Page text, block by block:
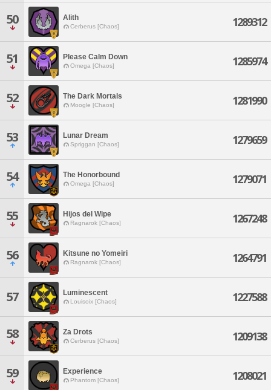
50 Alith
Cerberus [Chaos] 1289312
51 Please Calm Down
Omega [Chaos] 1285974
52 The Dark Mortals
Moogle [Chaos] 1281990
53 Lunar Dream
Spriggan [Chaos] 1279659
54 The Honorbound
Omega [Chaos] 1279071
55 Hijos del Wipe
Ragnarok [Chaos] 1267248
56 Kitsune no Yomeiri
Ragnarok [Chaos] 1264791
57 Luminescent
Louisoix [Chaos] 1227588
58 Za Drots
Cerberus [Chaos] 1209138
59 Experience
Phantom [Chaos] 1208021